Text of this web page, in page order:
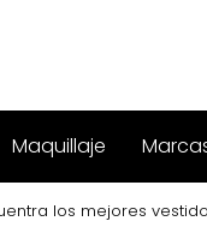
Maquillaje
los mejores